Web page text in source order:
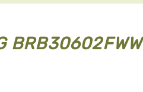
BRB30602FWW